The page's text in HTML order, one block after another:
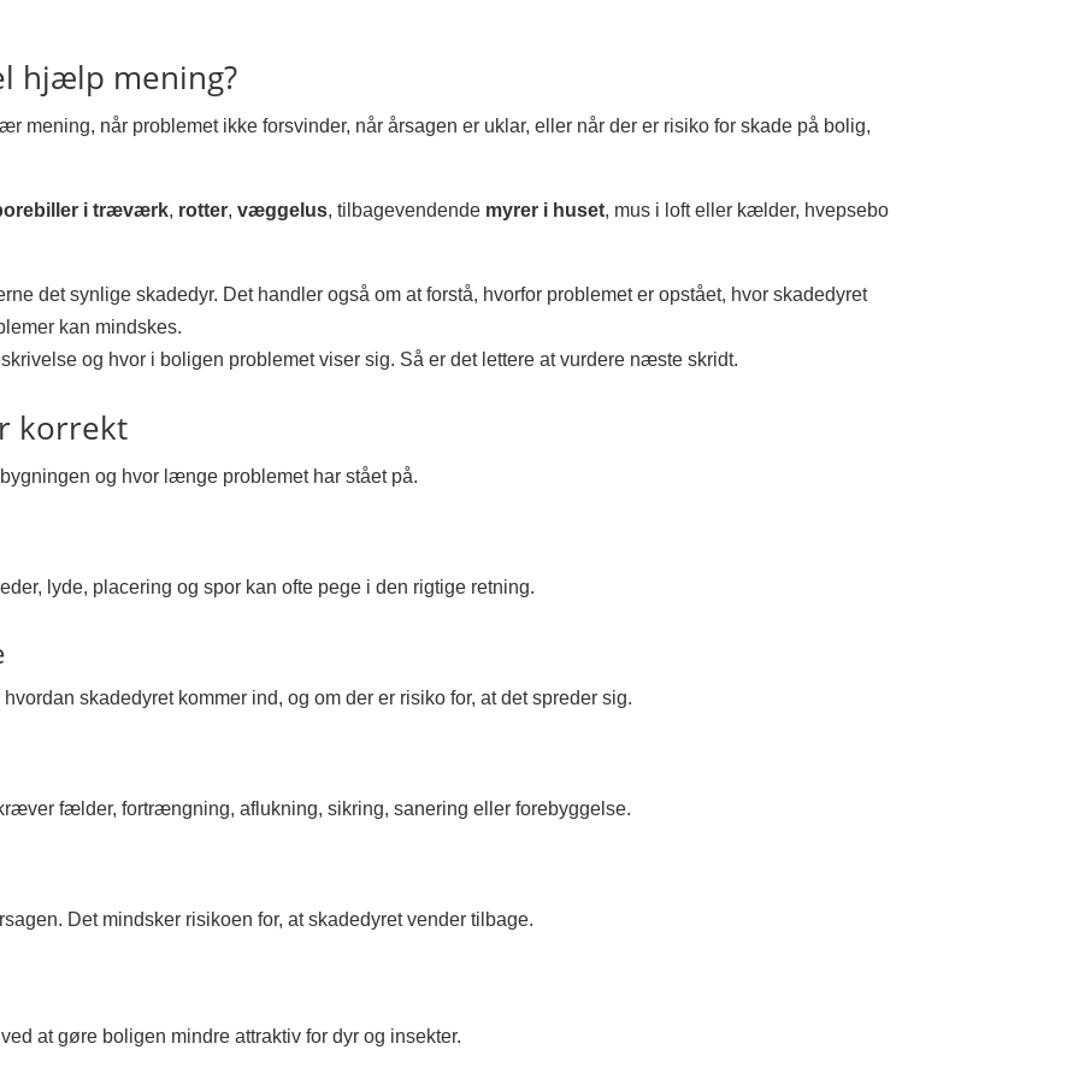
hjælp mening?
mening, når problemet ikke forsvinder, når årsagen er uklar, eller når der er risiko for skade på bolig,
i træværk, rotter,væggelus, tilbagevendende myrer i huset, mus i loft eller kælder, hvepsebo
det synlige skadedyr. Det handler også om at forstå, hvorfor problemet er opstået, hvor skadedyret
kan mindskes.
og hvor i boligen problemet viser sig. Så er det lettere at vurdere næste skridt.
korrekt
og hvor længe problemet har stået på.
lyde, placering og spor kan ofte pege i den rigtige retning.
skadedyret kommer ind, og om der er risiko for, at det spreder sig.
fælder, fortrængning, aflukning, sikring, sanering eller forebyggelse.
Det mindsker risikoen for, at skadedyret vender tilbage.
at gøre boligen mindre attraktiv for dyr og insekter.